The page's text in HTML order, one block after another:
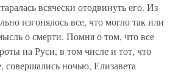
всячески отодвинуть его. Из
изгонялось все, что могло так или
о смерти. Помня о том, что все
на Руси, в том числе и тот, что
совершались ночью, Елизавета